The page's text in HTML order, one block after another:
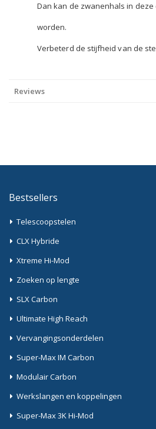
Dan kan de zwanenhals in
worden.
Verbeterd de stijfheid van de
Reviews
Bestsellers
Telescoopstelen
CLX Hybride
Xtreme Hi-Mod
Zoeken op lengte
SLX Carbon
Ultimate High Reach
Vervangingsonderdelen
Super-Max IM Carbon
Modulair Carbon
Werkslangen en koppelingen
Super-Max 3K Hi-Mod